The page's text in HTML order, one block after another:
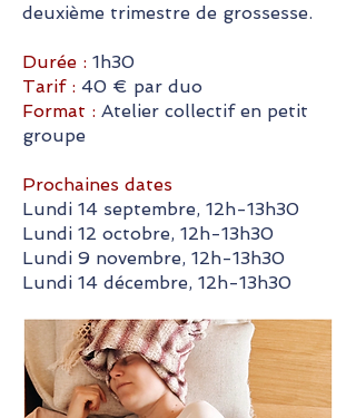
deuxième trimestre de grossesse.
Durée : 1h30
Tarif : 40 € par duo
Format : Atelier collectif en petit
groupe
Prochaines dates
Lundi 14 septembre, 12h-13h30
Lundi 12 octobre, 12h-13h30
Lundi 9 novembre, 12h-13h30
Lundi 14 décembre, 12h-13h30